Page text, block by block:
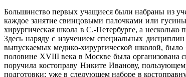
Большинство первых учащиеся были набраны из
каждое занятие свинцовыми палочками или
хирургическая школа в С.-Петербурге, а
Здесь наряду с изучением специ­альных
выпускаемых медико-хирургической школой, было
половине XVIII века в Москве была организована
поручила костоправу Никите Иванову,
подготовки; уже в следующем наборе в